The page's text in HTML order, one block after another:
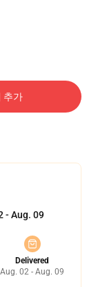
추가
- Aug. 09
Delivered
Aug. 02 - Aug. 09